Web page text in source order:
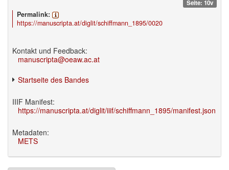
Seite: 10v
Permalink:
https://manuscripta.at/diglit/schiffmann_1895/0020
Kontakt und Feedback:
manuscripta@oeaw.ac.at
Startseite des Bandes
IIIF Manifest:
https://manuscripta.at/diglit/iiif/schiffmann_1895/manifest.json
Metadaten:
METS